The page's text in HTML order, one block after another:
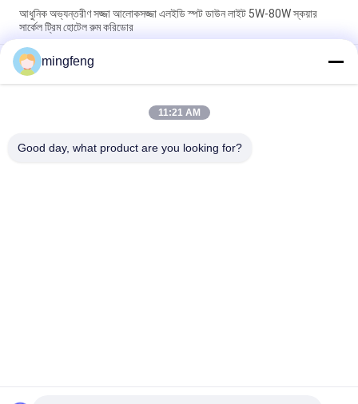
আধুনিক অভ্যন্তরীণ সজ্জা আলোকসজ্জা এলইডি স্পট ডাউন লাইট 5W-80W স্কয়ার
সার্কেল ট্রিম হোটেল রুম করিডোর
295LM 100° IP65 5W ডিমেবল LED ডাউন লাইট ক্যাবিনেট স্পটলাইট
Energy Efficient for Living Room
mingfeng
11:21 AM
Good day, what product are you looking for?